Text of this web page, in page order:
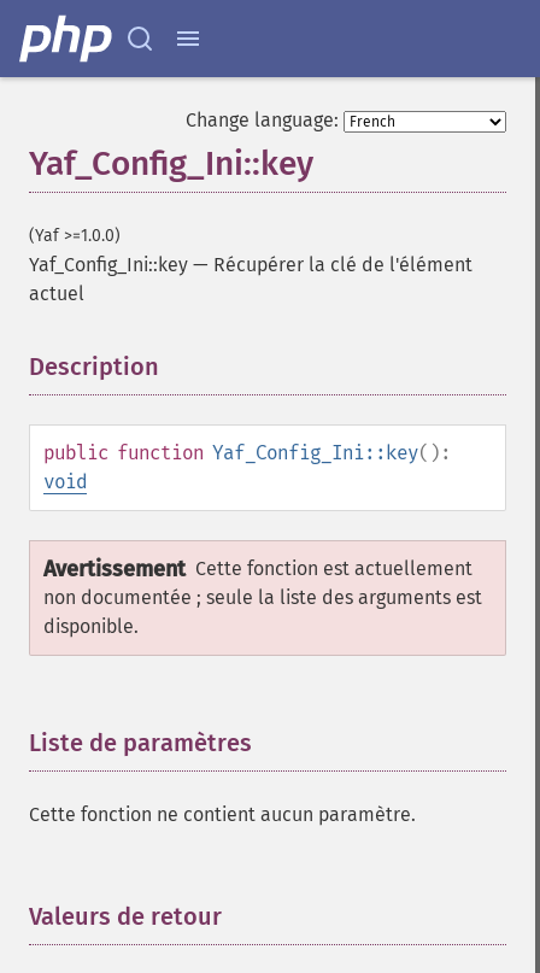
Change language:
Yaf_Config_Ini::key
(Yaf >=1.0.0)
Yaf_Config_Ini::key — Récupérer la clé de l'élément
actuel
Description
public function Yaf_Config_Ini::key():
void
Avertissement Cette fonction est actuellement
non documentée ; seule la liste des arguments est
disponible.
Liste de paramètres
Cette fonction ne contient aucun paramètre.
Valeurs de retour